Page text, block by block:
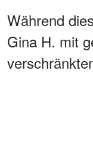
Während
Gina H. mit